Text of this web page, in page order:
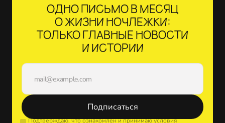
ОДНО ПИСЬМО В МЕСЯЦ
О ЖИЗНИ НОЧЛЕЖКИ:
ТОЛЬКО ГЛАВНЫЕ НОВОСТИ
И ИСТОРИИ
Подписаться
Подтверждаю, что ознакомлен и принимаю условия